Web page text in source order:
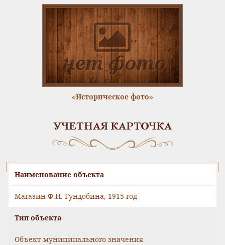
«Историческое фото»
УЧЕТНАЯ КАРТОЧКА
Наименование объекта
Магазин Ф.И. Гундобина, 1915 год
Тип объекта
Объект муниципального значения